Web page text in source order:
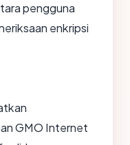
pengguna
enkripsi
GMO Internet